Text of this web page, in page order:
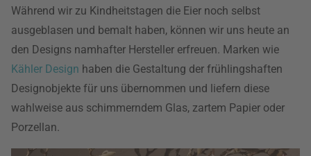
Während wir zu Kindheitstagen die Eier noch selbst
ausgeblasen und bemalt haben, können wir uns heute an
den Designs namhafter Hersteller erfreuen. Marken wie
Kähler Design haben die Gestaltung der frühlingshaften
Designobjekte für uns übernommen und liefern diese
wahlweise aus schimmerndem Glas, zartem Papier oder
Porzellan.